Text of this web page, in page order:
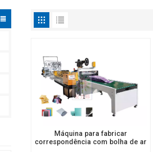
Máquina para fabricar
correspondência com bolha de ar